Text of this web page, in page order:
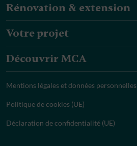
Rénovation & extension
Votre projet
Découvrir MCA
Mentions légales et données personnelles
Politique de cookies (UE)
Déclaration de confidentialité (UE)